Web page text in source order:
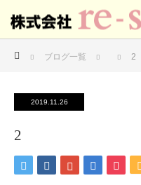
ブログ一覧 2
2019.11.26
2